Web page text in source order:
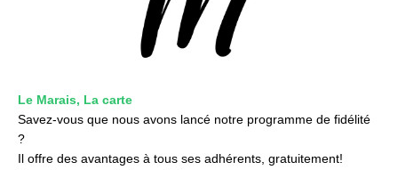
Le Marais, La carte
Savez-vous que nous avons lancé notre programme de fidélité
?
Il offre des avantages à tous ses adhérents, gratuitement!